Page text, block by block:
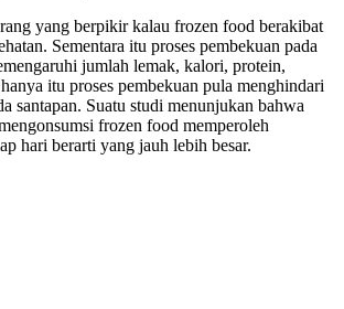
yang berpikir kalau frozen food berakibat
Sementara itu proses pembekuan pada
jumlah lemak, kalori, protein,
itu proses pembekuan pula menghindari
santapan. Suatu studi menunjukan bahwa
frozen food memperoleh
hari berarti yang jauh lebih besar.